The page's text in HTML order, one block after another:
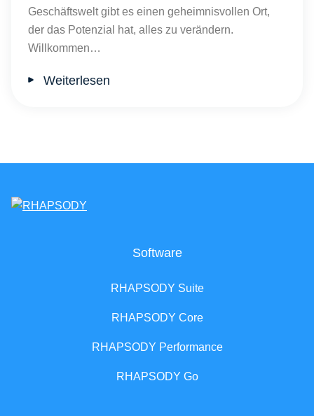
Geschäftswelt gibt es einen geheimnisvollen Ort,
der das Potenzial hat, alles zu verändern.
Willkommen…
Weiterlesen
Software
RHAPSODY Suite
RHAPSODY Core
RHAPSODY Performance
RHAPSODY Go